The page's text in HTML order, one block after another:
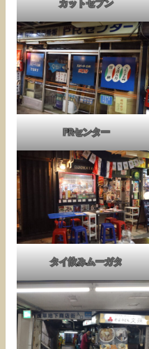
カットセブン
PRセンター
タイ飲みムーガタ